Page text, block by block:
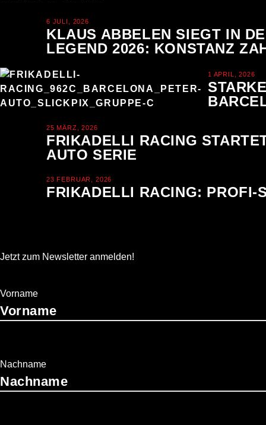
6 JULI, 2026
KLAUS ABBELEN SIEGT IN
LEGEND 2026: KONSTANZ
1 APRIL, 2026
25 MÄRZ, 2026
FRIKADELLI RACING
AUTO SERIE
23 FEBRUAR, 2026
FRIKADELLI RACING: PROFI-
Jetzt zum Newsletter anmelden!
Vorname
Nachname